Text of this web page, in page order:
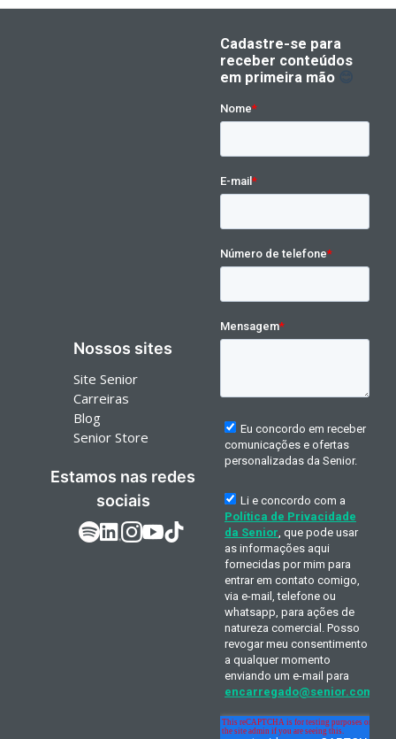
Nossos sites
Site Senior
Carreiras
Blog
Senior Store
Estamos nas redes
sociais